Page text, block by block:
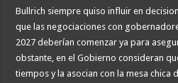
Bullrich siempre quiso influir en
que las negociaciones con
2027 deberían comenzar ya para
obstante, en el Gobierno consideran
tiempos y la asocian con la mesa chica